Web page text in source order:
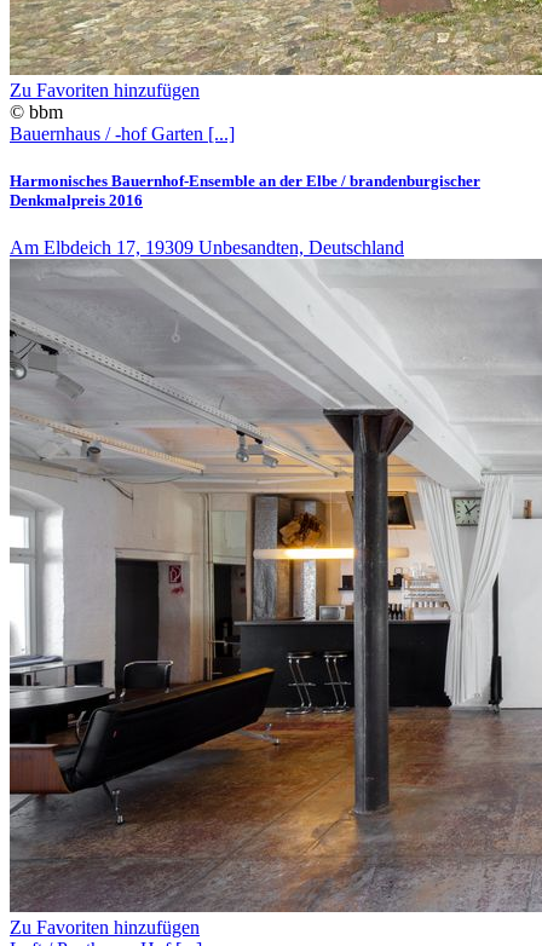
Zu Favoriten hinzufügen
© bbm
Bauernhaus / -hof Garten [...]
Harmonisches Bauernhof-Ensemble an der Elbe / brandenburgischer
Denkmalpreis 2016
Am Elbdeich 17, 19309 Unbesandten, Deutschland
Zu Favoriten hinzufügen